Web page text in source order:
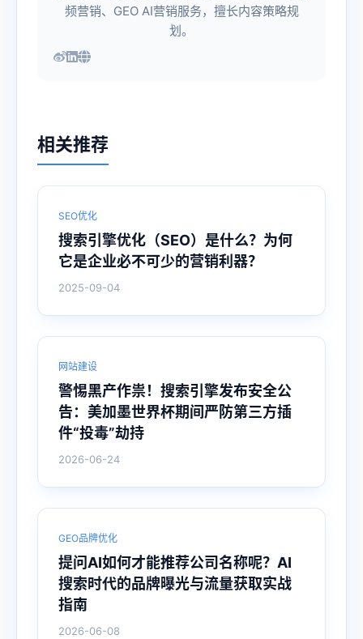
频营销、GEO AI营销服务，擅长内容策略规
划。
相关推荐
SEO优化
搜索引擎优化（SEO）是什么？为何
它是企业必不可少的营销利器？
2025-09-04
网站建设
警惕黑产作祟！搜索引擎发布安全公
告：美加墨世界杯期间严防第三方插
件“投毒”劫持
2026-06-24
GEO品牌优化
提问AI如何才能推荐公司名称呢？AI
搜索时代的品牌曝光与流量获取实战
指南
2026-06-08